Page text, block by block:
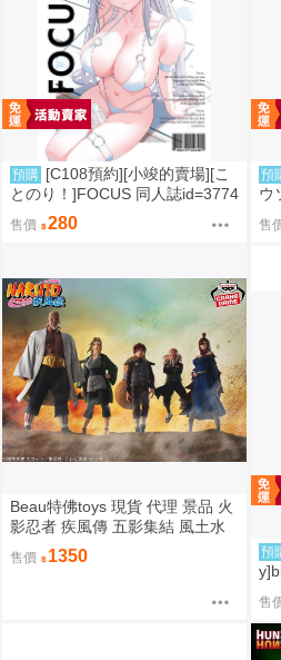
預購 [C108預約][小竣的賣場][こ
とのり！]FOCUS 同人誌id=3774
售價 280
預
ウ
售
Beau特佛toys 現貨 代理 景品 火
影忍者 疾風傳 五影集結 風土水
影 我愛羅 大野木 照美冥 0302
售價 1350 預
售